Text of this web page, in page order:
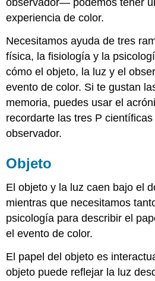
observador— podemos tener
experiencia de color.
Necesitamos ayuda de tres
física, la fisiología y la
cómo el objeto, la luz y el
evento de color. Si te gustan
memoria, puedes usar el
recordarte las tres P
observador.
Objeto
El objeto y la luz caen bajo el
mientras que necesitamos
psicología para describir el
el evento de color.
El papel del objeto es
objeto puede reflejar la luz